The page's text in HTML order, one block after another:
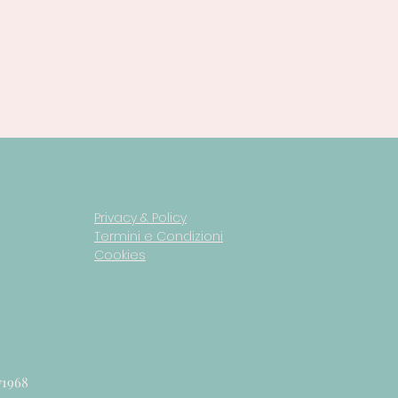
Privacy & Policy
Termini e Condizioni
Cookies